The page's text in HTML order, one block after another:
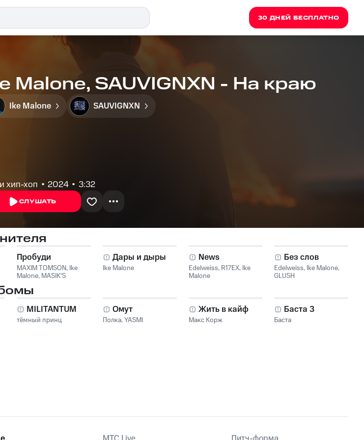
30 ДНЕЙ БЕСПЛАТНО
Malone, SAUVIGNXN - На краю
Ike Malone SAUVIGNXN
хип-хоп 2024 3:32
СЛУШАТЬ
Пробуди
MAXIM TOMSON, Ike
Malone, MASIK'S
Дары и дыры
Ike Malone
News
Edelweiss, R17EX, Ike
Malone
Без слов
Edelweiss, Ike Malone,
GLUSH
MILITANTUM
тёмный принц
Омут
Полка,YASMI
Жить в кайф
Макс Корж
Баста 3
Баста